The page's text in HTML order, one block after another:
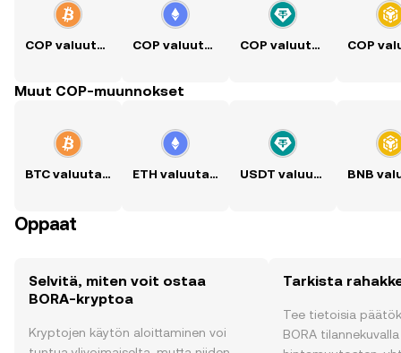
COP valuutaksi BTC COP valuutaksi ETH COP valuutaksi USDT
Muut COP-muunnokset
BTC valuutaksi COP ETH valuutaksi COP USDT valuutaksi COP
Oppaat
Selvitä, miten voit ostaa
BORA-kryptoa
Kryptojen käytön aloittaminen voi
Tarkista
Tee tietoisia
BORA